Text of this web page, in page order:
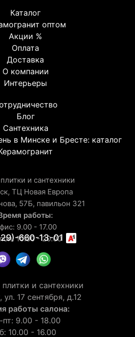
Каталог
оптом
Акции %
Оплата
Доставка
О компании
Интерьеры
Блог
Сантехника
в Минске и Бресте: каталог
и сантехники
ТЦ Новая Европа
57Б, павильон 321
работы:
9.00 - 17.00
10.00 - 20.00
660-13-01
и сантехники
ул. 17 сентября, д.12
работы салона:
пт: 9.00 - 18.00
10.00 - 16.00